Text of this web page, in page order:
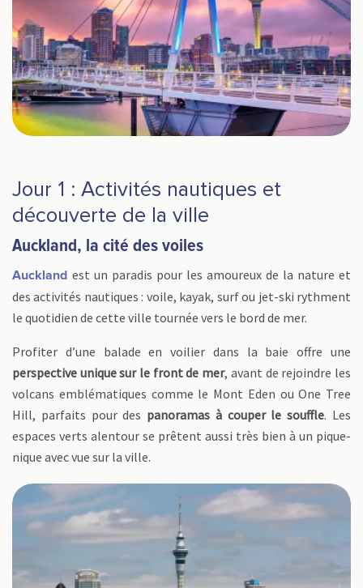
Jour 1 : Activités nautiques et
découverte de la ville
Auckland, la cité des voiles
Auckland est un paradis pour les amoureux de la nature et
des activités nautiques : voile, kayak, surf ou jet-ski rythment
le quotidien de cette ville tournée vers le bord de mer.
Profiter d’une balade en voilier dans la baie offre une
perspective unique sur le front de mer, avant de rejoindre les
volcans emblématiques comme le Mont Eden ou One Tree
Hill, parfaits pour des panoramas à couper le souffle. Les
espaces verts alentour se prêtent aussi très bien à un pique-
nique avec vue sur la ville.